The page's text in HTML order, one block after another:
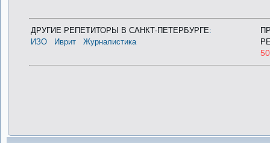
ДРУГИЕ РЕПЕТИТОРЫ В САНКТ-ПЕТЕРБУРГЕ:
ИЗО
Иврит Журналистика